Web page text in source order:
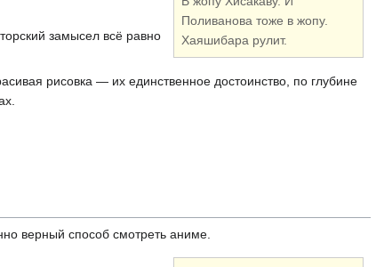
Поливанова тоже в жопу.
Хаяшибара рулит.
замысел всё равно
рисовка — их единственное достоинство, по глубине
верный способ смотреть аниме.